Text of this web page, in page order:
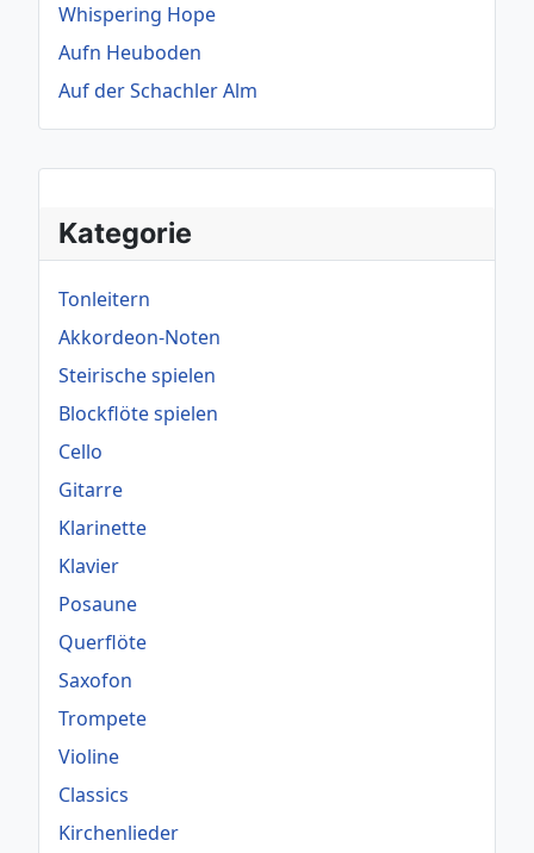
Kategorie
Tonleitern
Akkordeon-Noten
Steirische spielen
Blockflöte spielen
Cello
Gitarre
Klarinette
Klavier
Posaune
Querflöte
Saxofon
Trompete
Violine
Classics
Kirchenlieder
Whispering Hope
Aufn Heuboden
Auf der Schachler Alm